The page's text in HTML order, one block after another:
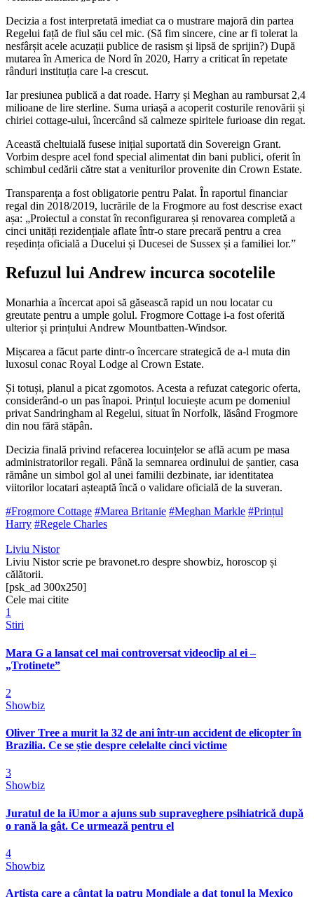
Decizia a fost interpretată imediat ca o mustrare majoră din partea
Regelui față de fiul său cel mic. (Să fim sincere, cine ar fi tolerat la
nesfârșit acele acuzații publice de rasism și lipsă de sprijin?) După
mutarea în America de Nord în 2020, Harry a criticat în repetate
rânduri instituția care l-a crescut.
Iar presiunea publică a dat roade. Harry și Meghan au rambursat 2,4
milioane de lire sterline. Suma uriașă a acoperit costurile renovării și
chiriei cottage-ului, încercând să calmeze spiritele furioase din regat.
Această cheltuială fusese inițial suportată din Sovereign Grant.
Vorbim despre acel fond special alimentat din bani publici, oferit în
schimbul cedării către stat a veniturilor provenite din Crown Estate.
Transparența a fost obligatorie pentru Palat. În raportul financiar
regal din 2018/2019, lucrările de la Frogmore au fost descrise exact
așa: „Proiectul a constat în reconfigurarea și renovarea completă a
cinci unități rezidențiale aflate într-o stare precară pentru a crea
reședința oficială a Ducelui și Ducesei de Sussex și a familiei lor.”
Refuzul lui Andrew incurca socotelile
Monarhia a încercat apoi să găsească rapid un nou locatar cu
greutate pentru a umple golul. Frogmore Cottage i-a fost oferită
ulterior și prințului Andrew Mountbatten-Windsor.
Mișcarea a făcut parte dintr-o încercare strategică de a-l muta din
luxosul conac Royal Lodge al Crown Estate.
Și totuși, planul a picat zgomotos. Acesta a refuzat categoric oferta,
considerând-o un pas înapoi. Prințul locuiește acum pe domeniul
privat Sandringham al Regelui, situat în Norfolk, lăsând Frogmore
din nou fără stăpân.
Decizia finală privind refacerea locuințelor se află acum pe masa
administratorilor regali. Până la semnarea ordinului de șantier, casa
rămâne un simbol gol al unei familii dezbinate, iar identitatea
viitorilor locatari așteaptă încă o validare oficială de la suveran.
#Frogmore Cottage #Marea Britanie #Meghan Markle #Prințul
Harry #Regele Charles
Liviu Nistor
Liviu Nistor scrie pe bravonet.ro despre showbiz, horoscop și
călătorii.
[psk_ad 300x250]
Cele mai citite
1
Stiri
Mara G a lansat cel mai controversat videoclip al ei –
„Trotinete”
2
Showbiz
Oliver Tree a murit la 32 de ani într-un accident de elicopter în
Brazilia. Ce se știe despre celelalte cinci victime
3
Showbiz
Juratul de la iUmor a ajuns sub supraveghere psihiatrică după
o rană la gât. Ce urmează pentru el
4
Showbiz
Artista care a cântat la patru Mondiale a dat tonul la Mexico